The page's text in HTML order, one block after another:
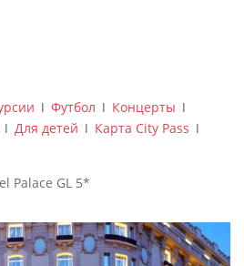
ǀ Футбол ǀ Концерты ǀ
ǀ Для детей ǀ Карта City Pass ǀ
Palace GL 5*